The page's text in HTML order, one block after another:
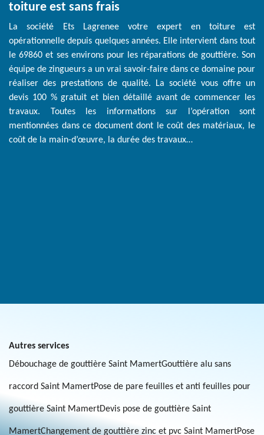
toiture est sans frais
La société Ets Lagrenee votre expert en toiture est
opérationnelle depuis quelques années. Elle intervient dans tout
le 69860 et ses environs pour les réparations de gouttière. Son
équipe de zingueurs a un vrai savoir-faire dans ce domaine pour
réaliser des prestations de qualité. La société vous offre un
devis 100 % gratuit et bien détaillé avant de commencer les
travaux. Toutes les informations sur l’opération sont
mentionnées dans ce document dont le coût des matériaux, le
coût de la main-d’œuvre, la durée des travaux…
Autres services
Débouchage de gouttière Saint MamertGouttière alu sans
raccord Saint MamertPose de pare feuilles et anti feuilles pour
gouttière Saint MamertDevis pose de gouttière Saint
MamertChangement de gouttière zinc et pvc Saint MamertPose